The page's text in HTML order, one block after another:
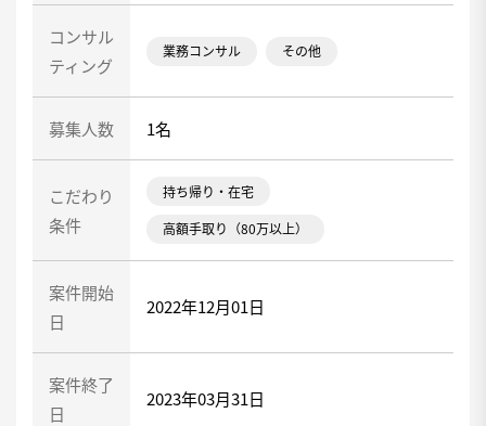
コンサル
ティング
業務コンサル その他
募集人数 1名
こだわり
条件
持ち帰り・在宅
高額手取り（80万以上）
案件開始
日
2022年12月01日
案件終了
日
2023年03月31日